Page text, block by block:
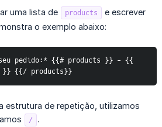
uma lista de products
e escrever
o exemplo abaixo:
pedido:* {{# products }} - {{
}} {{/ products}}
estrutura de repetição, utilizamos
/ .